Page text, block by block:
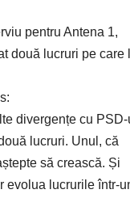
pentru Antena 1,
două lucruri pe care
divergențe cu
lucruri. Unul, că
să crească. Și
evolua lucrurile într-